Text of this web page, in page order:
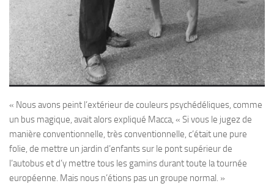
« Nous avons peint l’extérieur de couleurs psychédéliques, comme
un bus magique, avait alors expliqué Macca, « Si vous le jugez de
manière conventionnelle, très conventionnelle, c’était une pure
folie, de mettre un jardin d’enfants sur le pont supérieur de
l’autobus et d’y mettre tous les gamins durant toute la tournée
européenne. Mais nous n’étions pas un groupe normal. »